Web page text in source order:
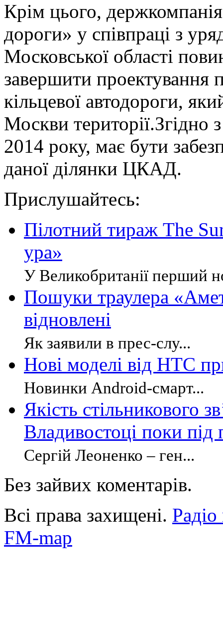
Крім цього, держкомпанія
дороги» у співпраці з
Московської області
завершити проектування
кільцевої автодороги,
Москви
2014 року, має бути
даної ділянки ЦКАД.
Прислушайтесь:
Пілотний тираж The
ура»
У Великобританії перший
Пошуки траулера
відновлені
Як заявили в прес-слу...
Нові моделі від НТС
Новинки Android-смарт...
Якість стільникового
Владивостоці поки під
Сергій Леоненко – ген...
Без зайвих коментарів.
Всі права захищені.
FM-map